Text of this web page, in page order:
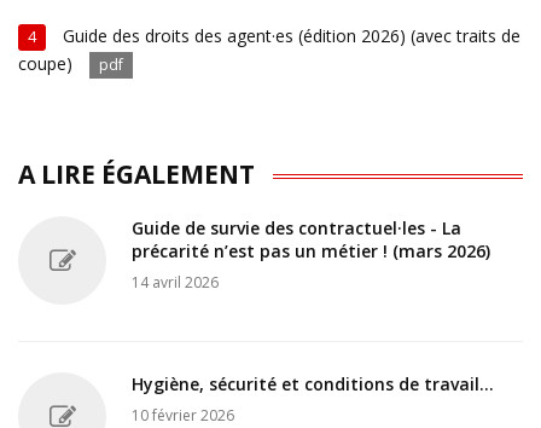
4
Guide des droits des agent·es (édition 2026) (avec traits de
coupe)
pdf
A LIRE ÉGALEMENT
Guide de survie des contractuel·les - La
précarité n’est pas un métier ! (mars 2026)
14 avril 2026
Hygiène, sécurité et conditions de travail...
10 février 2026